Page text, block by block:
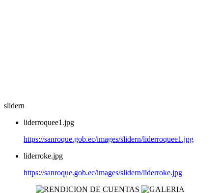
slidern
liderroquee1.jpg
https://sanroque.gob.ec/images/slidern/liderroquee1.jpg
liderroke.jpg
https://sanroque.gob.ec/images/slidern/liderroke.jpg